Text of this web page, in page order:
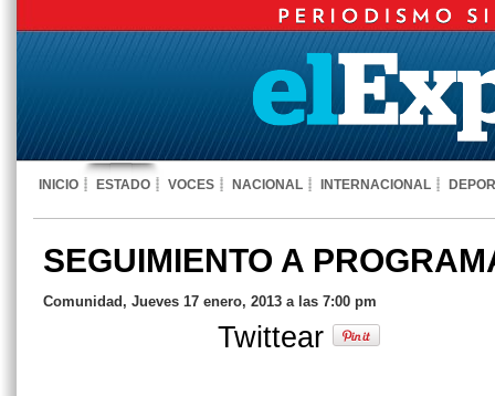
INICIO ESTADO VOCES NACIONAL INTERNACIONAL
SEGUIMIENTO A
Comunidad, Jueves 17 enero, 2013 a las 7:00 pm
Twittear